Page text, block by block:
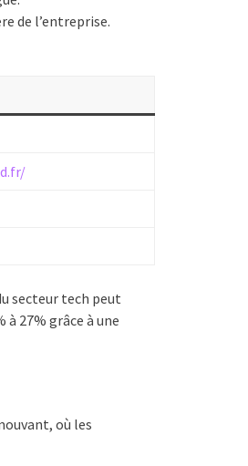
de l’entreprise.
secteur tech peut
27% grâce à une
où les